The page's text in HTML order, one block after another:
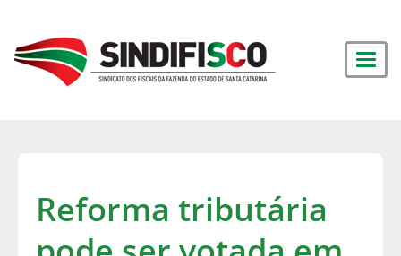
Reforma tributária